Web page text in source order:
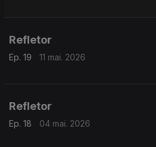
Refletor
Ep. 19 11 mai. 2026
Refletor
Ep. 18 04 mai. 2026